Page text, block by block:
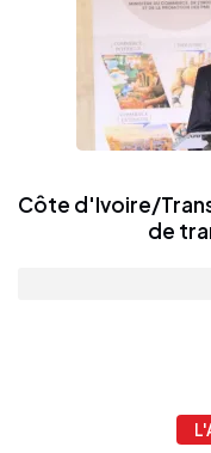
Côte d'Ivoire/
de